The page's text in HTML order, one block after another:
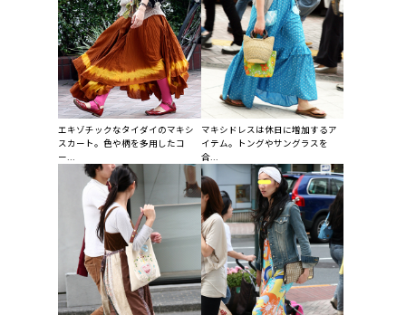
エキゾチックなタイダイのマキシ
スカート。色や柄を多用したコ
ー...
マキシドレスは休日に増加するア
イテム。トングやサングラスを
合...